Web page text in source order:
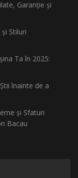
Garanție și
Stiluri
Ta în 2025:
înainte de a
și Sfaturi
Bacau